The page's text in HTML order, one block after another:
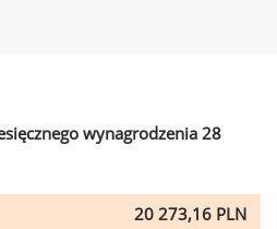
wynagrodzenia 28
20 273,16 PLN